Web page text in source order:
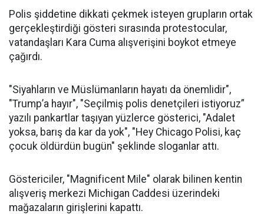
Polis şiddetine dikkati çekmek isteyen grupların ortak
gerçekleştirdiği gösteri sırasında protestocular,
vatandaşları Kara Cuma alışverişini boykot etmeye
çağırdı.
"Siyahların ve Müslümanların hayatı da önemlidir",
"Trump’a hayır", "Seçilmiş polis denetçileri istiyoruz”
yazılı pankartlar taşıyan yüzlerce gösterici, "Adalet
yoksa, barış da kar da yok", "Hey Chicago Polisi, kaç
çocuk öldürdün bugün" şeklinde sloganlar attı.
Göstericiler, "Magnificent Mile" olarak bilinen kentin
alışveriş merkezi Michigan Caddesi üzerindeki
mağazaların girişlerini kapattı.